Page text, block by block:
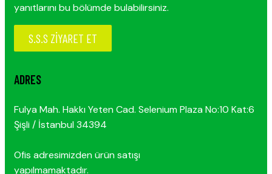
yanıtlarını bu bölümde bulabilirsiniz.
S.S.S ZİYARET ET
ADRES
Fulya Mah. Hakkı Yeten Cad. Selenium Plaza No:10 Kat:6
Şişli / İstanbul 34394
Ofis adresimizden ürün satışı
yapılmamaktadır.